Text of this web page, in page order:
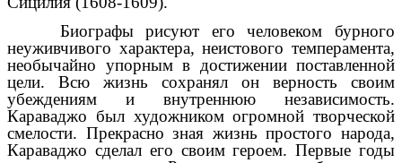
Биографы рисуют его человеком бурного
неуживчивого характера, неистового темперамента,
необычайно упорным в достижении поставленной
цели. Всю жизнь сохранял он верность своим
убеждениям и внутреннюю независимость.
Караваджо был художником огромной творческой
смелости. Прекрасно зная жизнь простого народа,
Караваджо сделал его своим героем. Первые годы